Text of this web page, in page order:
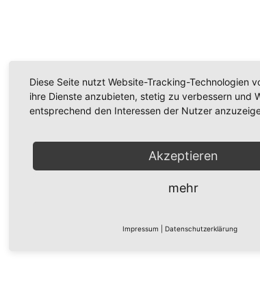
Diese Seite nutzt Website-Tracking-Technologien
ihre Dienste anzubieten, stetig zu verbessern und
entsprechend den Interessen der Nutzer
Akzeptieren
mehr
Impressum Datenschutzerklärung